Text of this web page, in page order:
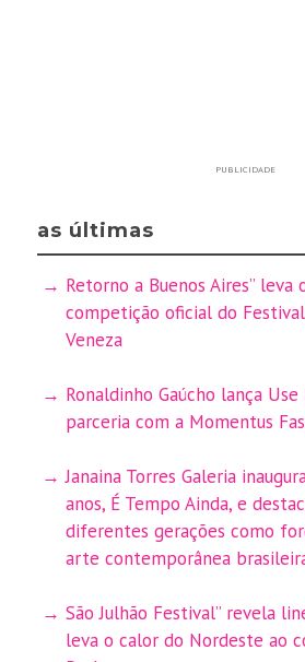
PUBLICIDADE
as últimas
Retorno a Buenos Aires”
competição oficial do
Veneza
Ronaldinho Gaúcho lança
parceria com a Momentus
Janaina Torres Galeria
anos, É Tempo Ainda, e
diferentes gerações como
arte contemporânea
São Julhão Festival” revela
leva o calor do Nordeste ao